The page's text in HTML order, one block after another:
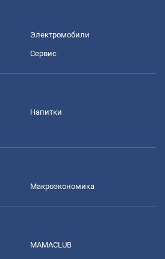
Электромобили
Сервис
Напитки
Mакроэкономика
MAMACLUB